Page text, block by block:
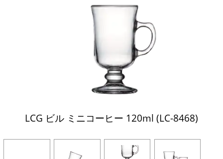
LCG ビル ミニコーヒー 120ml (LC-8468)